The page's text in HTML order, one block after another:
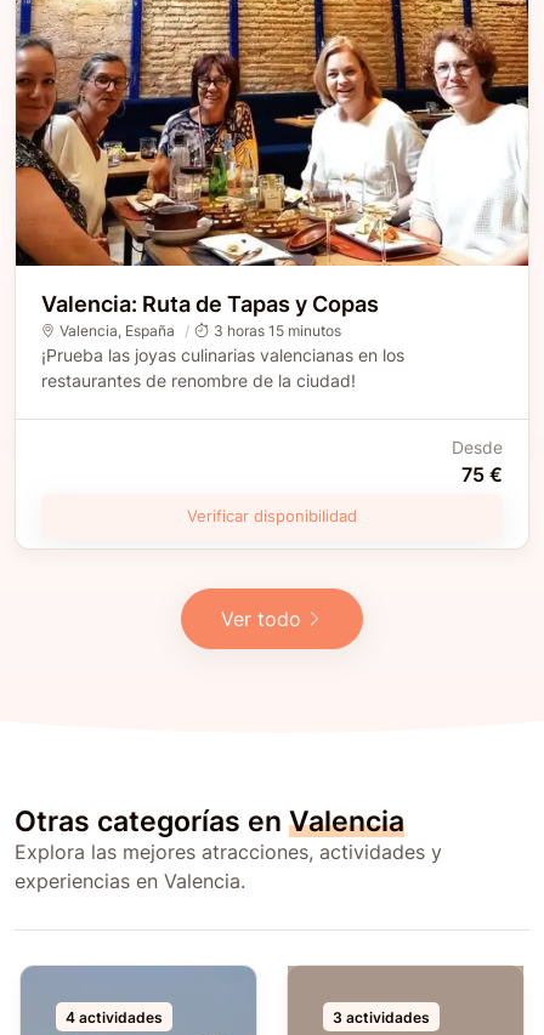
Valencia: Ruta de Tapas y Copas
Valencia España 3 horas 15 minutos
¡Prueba las joyas culinarias valencianas en los
restaurantes de renombre de la ciudad!
Desde
75 €
Verificar disponibilidad
Ver todo
Otras categorías en Valencia
Explora las mejores atracciones, actividades y
experiencias en Valencia.
4 actividades 3 actividades